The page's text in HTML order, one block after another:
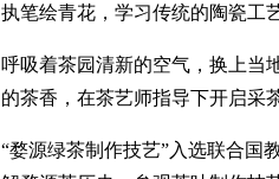
执笔绘青花，学习传统的陶瓷工
呼吸着茶园清新的空气，换上当
的茶香，在茶艺师指导下开启采
“婺源绿茶制作技艺”入选联合国